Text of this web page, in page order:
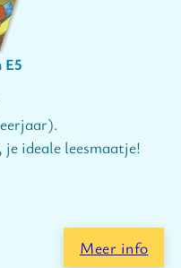
je ideale leesmaatje!
Meer info